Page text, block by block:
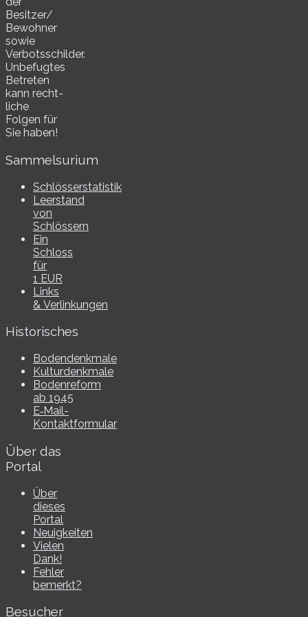
Besitzer/​
Bewohner
sowie
Verbotsschilder.
Unbefugtes
Betreten
kann recht­
li­che
Folgen für
Sie haben!
Sammelsurium
Schlösserstatistik
Leerstand
von
Schlössern
Ein
Schloss
für
1 EUR
Links
& Verlinkungen
Historisches
Bodendenkmale
Kulturdenkmale
Bodenreform
ab 1945
E‑Mail-​​
Kontaktformular
Über das
Portal
Über
dieses
Portal
Neuigkeiten
Vielen
Dank!
Fehler
bemerkt?
Besucher